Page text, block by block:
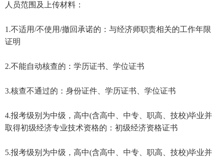
人员范围及上传材料：
1.不适用/不使用/撤回承诺的：与经济师职责相关的工作年限
证明
2.不能自动核查的：学历证书、学位证书
3.核查不通过的：身份证件、学历证书、学位证书
4.报考级别为中级，高中(含高中、中专、职高、技校)毕业并
取得初级经济专业技术资格的：初级经济资格证书
5.报考级别为中级，高中(含高中、中专、职高、技校)毕业并